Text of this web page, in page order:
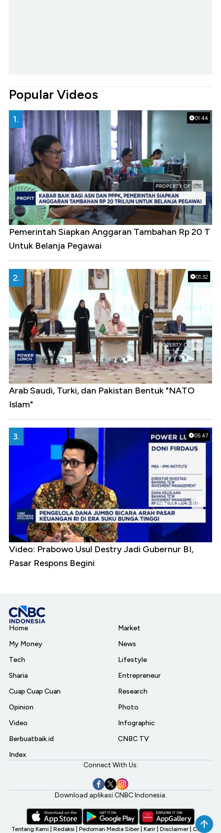
Popular Videos
01:44
1.
Pemerintah Siapkan Anggaran Tambahan Rp 20 T
Untuk Belanja Pegawai
01:32
2.
Arab Saudi, Turki, dan Pakistan Bentuk "NATO
Islam"
05:47
3.
Video: Prabowo Usul Destry Jadi Gubernur BI,
Pasar Respons Begini
Home
My Money
Tech
Sharia
Cuap Cuap Cuan
Opinion
Video
Berbuatbaik.id
Index
Market
News
Lifestyle
Entrepreneur
Research
Photo
Infographic
CNBC TV
Connect With Us:
Download aplikasi CNBC Indonesia:
Tentang Kami Redaksi Pedoman Media Siber Karir Disclaimer CNBC